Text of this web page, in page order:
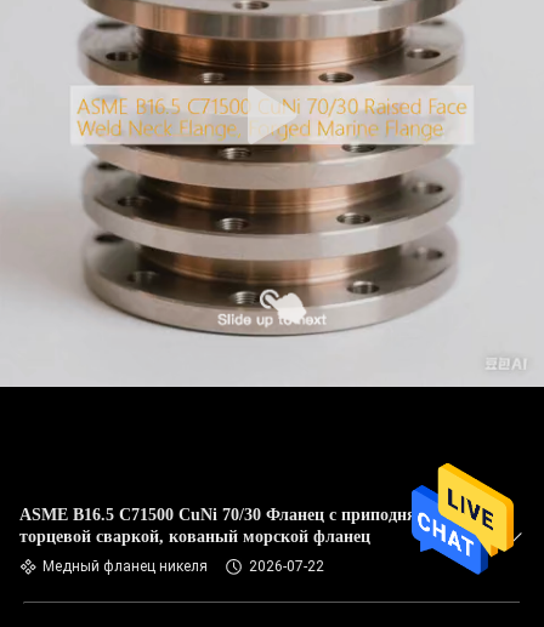
ASME B16.5 C71500 CuNi 70/30 Фланец с приподнятой
торцевой сваркой, кованый морской фланец
Медный фланец никеля 2026-07-22